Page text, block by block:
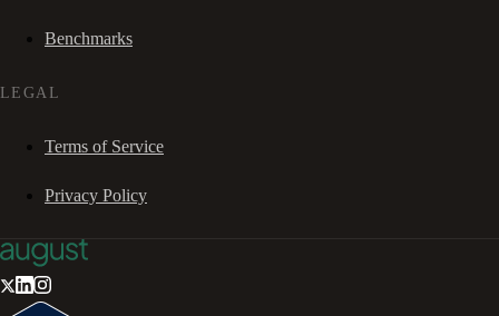
Benchmarks
LEGAL
Terms of Service
Privacy Policy